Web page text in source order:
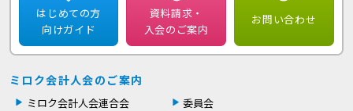
はじめての方
向けガイド
資料請求・
入会のご案内
お問い合わせ
ミロク会計人会のご案内
ミロク会計人会連合会
委員会